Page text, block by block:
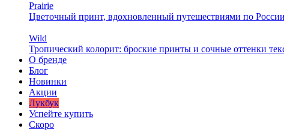
Prairie
Цветочный принт, вдохновленный путешествиями по России
Wild
Тропический колорит: броские принты и сочные оттенки
О бренде
Блог
Новинки
Акции
Лукбук
Успейте купить
Скоро